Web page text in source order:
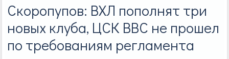
Скоропупов: ВХЛ пополнят три
новых клуба, ЦСК ВВС не прошел
по требованиям регламента